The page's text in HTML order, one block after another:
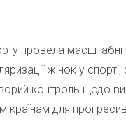
провела
жінок у спорті,
контроль щодо
країнам для